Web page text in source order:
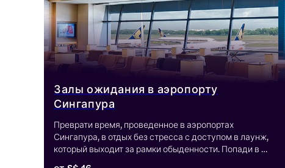
Залы ожидания в аэропорту
Сингапура
Преврати время, проведенное в аэропортах
Сингапура, в отдых без стресса с доступом в лаунж,
который выходит за рамки обыденности. Попади в